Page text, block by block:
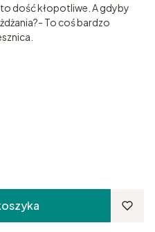
to dość kłopotliwe. A gdyby
To coś bardzo